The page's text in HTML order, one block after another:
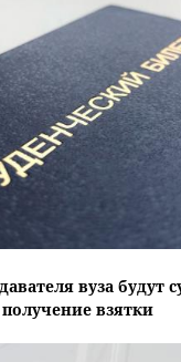
вуза будут
взятки